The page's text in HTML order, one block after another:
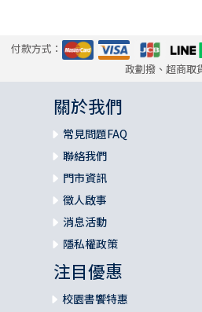
付款方式：
政劃撥、超商取
關於我們
常見問題FAQ
聯絡我們
門市資訊
徵人啟事
消息活動
隱私權政策
注目優惠
校園書饗特惠